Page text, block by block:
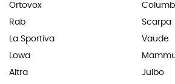
Ortovox
Rab
La Sportiva
Lowa
Altra
Scarpa
Vaude
Julbo